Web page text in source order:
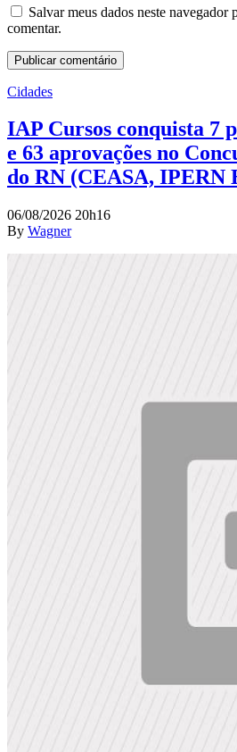
Salvar meus dados neste navegador
comentar.
Cidades
IAP Cursos conquista 7
e 63 aprovações no
do RN (CEASA, IPERN
06/08/2026 20h16
By Wagner